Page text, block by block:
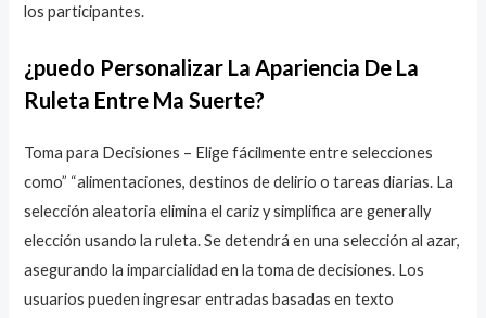
los participantes.
¿puedo Personalizar La Apariencia De La
Ruleta Entre Ma Suerte?
Toma para Decisiones – Elige fácilmente entre selecciones
como” “alimentaciones, destinos de delirio o tareas diarias. La
selección aleatoria elimina el cariz y simplifica are generally
elección usando la ruleta. Se detendrá en una selección al azar,
asegurando la imparcialidad en la toma de decisiones. Los
usuarios pueden ingresar entradas basadas en texto